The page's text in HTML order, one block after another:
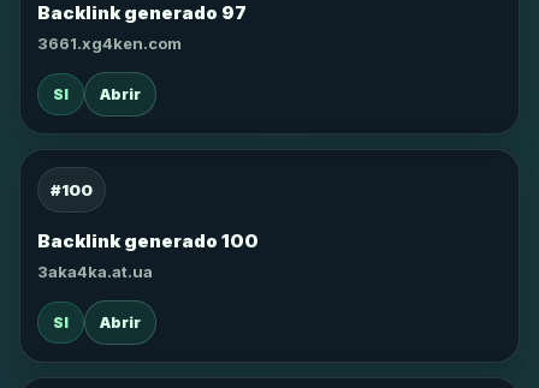
Backlink generado 97
3661.xg4ken.com
SI Abrir
#100
Backlink generado 100
3aka4ka.at.ua
SI Abrir